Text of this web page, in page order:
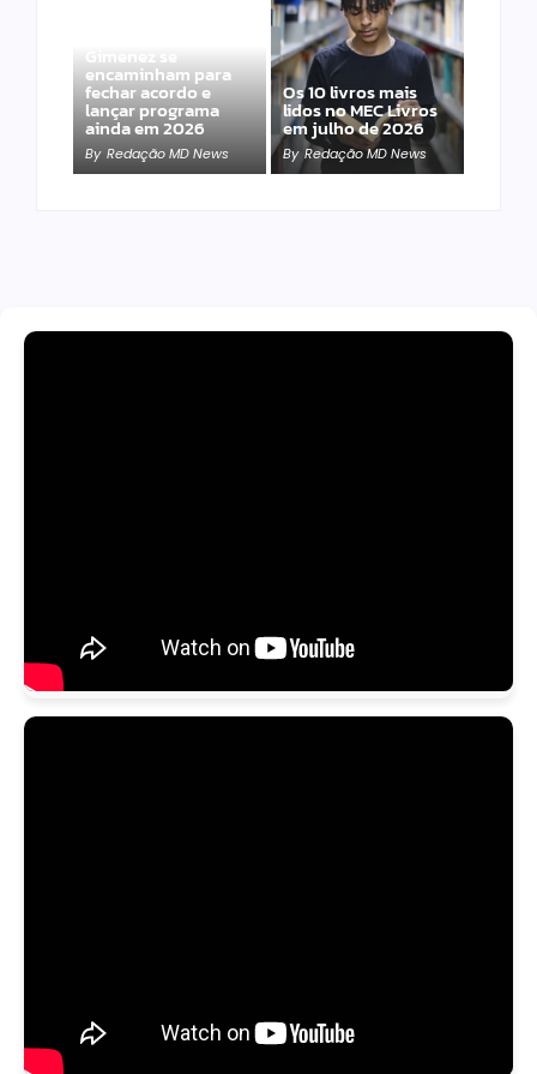
Gimenez se
encaminham para
fechar acordo e
lançar programa
ainda em 2026
By Redação MD News
Os 10 livros mais
lidos no MEC Livros
em julho de 2026
By Redação MD News